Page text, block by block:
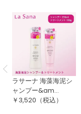
ラサーナ 海藻海泥シ
ャンプー&am...
￥ 3,520 （税込）